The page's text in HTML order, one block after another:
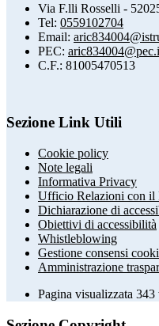
Via F.lli Rosselli -
Tel: 0559102704
Email:
PEC:
C.F.: 81005470513
Sezione Link Utili
Cookie policy
Note legali
Informativa Privacy
Ufficio Relazioni con il
Dichiarazione di
Obiettivi di accessibilità
Whistleblowing
Gestione consensi
Amministrazione
Pagina visualizzata 343